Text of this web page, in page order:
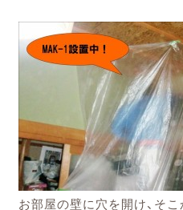
お部屋の壁に穴を開け、そ